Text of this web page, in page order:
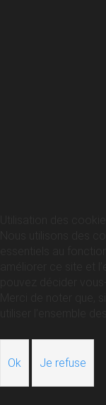
Utilisation des
Nous utilisons des
essentiels au
améliorer ce site et
pouvez décider
Merci de noter que,
utiliser l’ensemble
Ok Je refuse